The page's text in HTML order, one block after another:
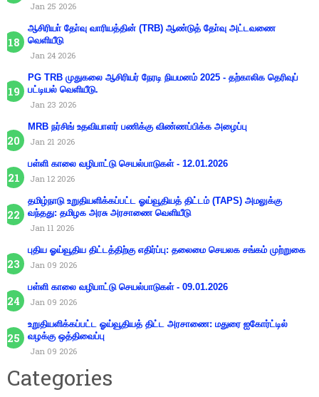
Jan 25 2026
ஆசிரியா் தோ்வு வாரியத்தின் (TRB) ஆண்டுத் தோ்வு அட்டவணை
வெளியீடு
Jan 24 2026
PG TRB முதுகலை ஆசிரியர் நேரடி நியமனம் 2025 - தற்காலிக தெரிவுப்
பட்டியல் வெளியீடு.
Jan 23 2026
MRB நர்சிங் உதவியாளர் பணிக்கு விண்ணப்பிக்க அழைப்பு
Jan 21 2026
பள்ளி காலை வழிபாட்டு செயல்பாடுகள் - 12.01.2026
Jan 12 2026
தமிழ்நாடு உறுதியளிக்கப்பட்ட ஓய்வூதியத் திட்டம் (TAPS) அமலுக்கு
வந்தது: தமிழக அரசு அரசாணை வெளியீடு
Jan 11 2026
புதிய ஓய்வூதிய திட்டத்திற்கு எதிர்ப்பு: தலைமை செயலக சங்கம் முற்றுகை
Jan 09 2026
பள்ளி காலை வழிபாட்டு செயல்பாடுகள் - 09.01.2026
Jan 09 2026
உறுதியளிக்கப்பட்ட ஓய்வூதியத் திட்ட அரசாணை: மதுரை ஐகோர்ட்டில்
வழக்கு ஒத்திவைப்பு
Jan 09 2026
Categories